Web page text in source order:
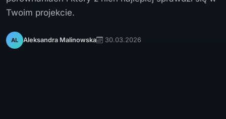
Twoim projekcie.
AL Aleksandra Malinowska 30.03.2026